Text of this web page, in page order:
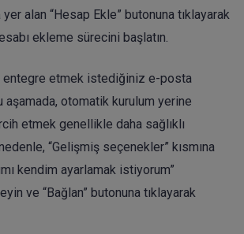
alan “Hesap Ekle” butonuna tıklayarak
ekleme sürecini başlatın.
entegre etmek istediğiniz e-posta
aşamada, otomatik kurulum yerine
etmek genellikle daha sağlıklı
“Gelişmiş seçenekler” kısmına
kendim ayarlamak istiyorum”
ve “Bağlan” butonuna tıklayarak